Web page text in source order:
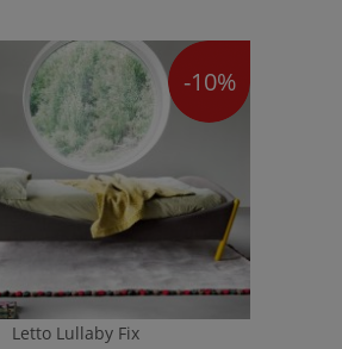
-10%
Letto Lullaby Fix